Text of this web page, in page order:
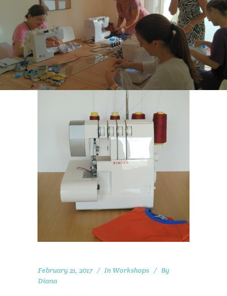
February 21, 2017 In Workshops
By
Diana